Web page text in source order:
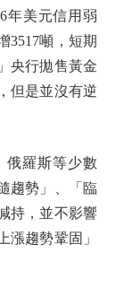
年美元信用弱
3517噸，短期
央行拋售黃金
但是並沒有逆
羅斯等少數
趨勢」、「臨
持，並不影響
趨勢鞏固」